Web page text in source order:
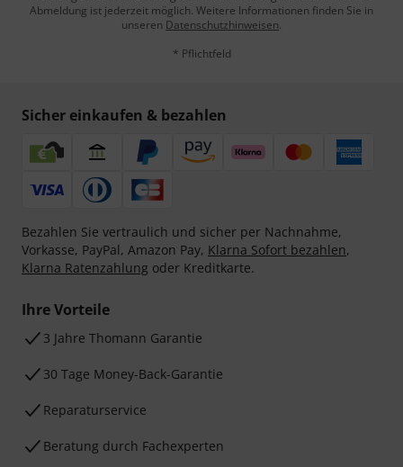
Abmeldung ist jederzeit möglich. Weitere Informationen finden Sie in
unseren Datenschutzhinweisen.
* Pflichtfeld
Sicher einkaufen & bezahlen
Bezahlen Sie vertraulich und sicher per Nachnahme,
Vorkasse, PayPal, Amazon Pay, Klarna Sofort bezahlen,
Klarna Ratenzahlung oder Kreditkarte.
Ihre Vorteile
3 Jahre Thomann Garantie
30 Tage Money-Back-Garantie
Reparaturservice
Beratung durch Fachexperten